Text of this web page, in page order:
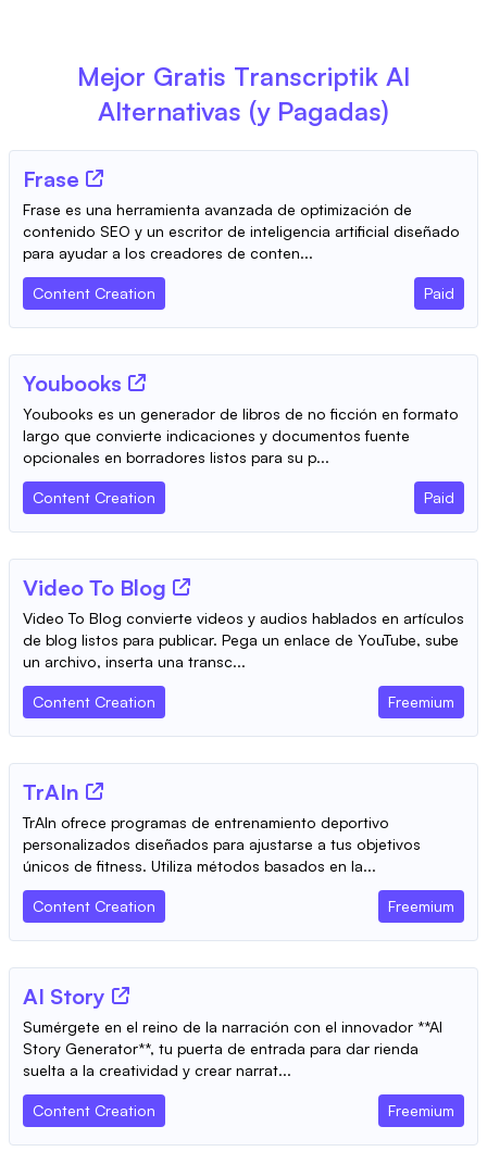
Mejor Gratis Transcriptik AI
Alternativas (y Pagadas)
Frase
Frase es una herramienta avanzada de optimización de
contenido SEO y un escritor de inteligencia artificial diseñado
para ayudar a los creadores de conten...
Content Creation Paid
Youbooks
Youbooks es un generador de libros de no ficción en formato
largo que convierte indicaciones y documentos fuente
opcionales en borradores listos para su p...
Content Creation Paid
Video To Blog
Video To Blog convierte videos y audios hablados en artículos
de blog listos para publicar. Pega un enlace de YouTube, sube
un archivo, inserta una transc...
Content Creation Freemium
TrAIn
TrAIn ofrece programas de entrenamiento deportivo
personalizados diseñados para ajustarse a tus objetivos
únicos de fitness. Utiliza métodos basados en la...
Content Creation Freemium
AI Story
Sumérgete en el reino de la narración con el innovador **AI
Story Generator**, tu puerta de entrada para dar rienda
suelta a la creatividad y crear narrat...
Content Creation Freemium